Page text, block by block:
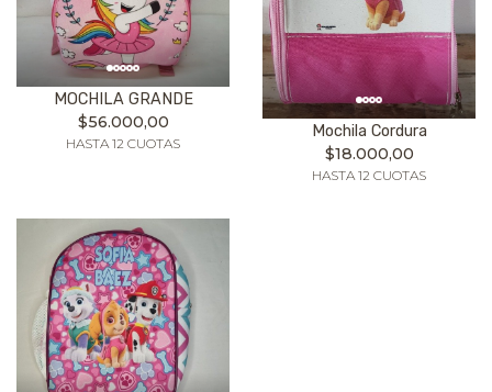
MOCHILA GRANDE
$56.000,00
HASTA 12 CUOTAS
Mochila Cordura
$18.000,00
HASTA 12 CUOTAS